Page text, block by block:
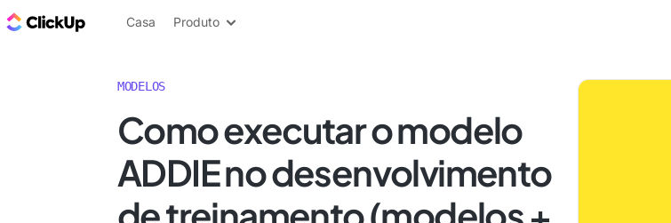
ClickUp Blogue
Casa Produto
MODELOS
Como executar o modelo
ADDIE no desenvolvimento